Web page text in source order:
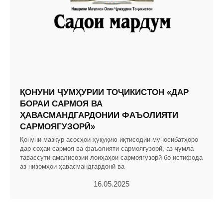
ҚОНУНИ ҶУМҲУРИИ ТОҶИКИСТОН «ДАР
БОРАИ САРМОЯ ВА
ҲАВАСМАНДГАРДОНИИ ФАЪОЛИЯТИ
САРМОЯГУЗОРӢ»
Қонуни мазкур асосҳои ҳуқуқию иқтисодии муносибатҳоро
дар соҳаи сармоя ва фаъолияти сармоягузорӣ, аз ҷумла
тавассути амалисозии лоиҳаҳои сармоягузорӣ бо истифода
аз низомҳои ҳавасмандгардонӣ ва
16.05.2025